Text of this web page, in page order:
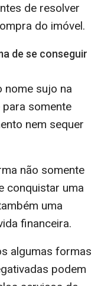
de resolver
do imóvel.
de se conseguir
nome sujo na
para somente
nem sequer
não somente
conquistar uma
uma
financeira.
algumas formas
podem